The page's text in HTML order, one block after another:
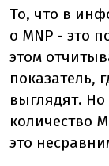
То, что в
о MNP - это
этом
показатель,
выглядят.
количество
это